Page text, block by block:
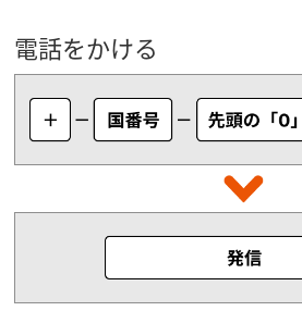
電話をかける